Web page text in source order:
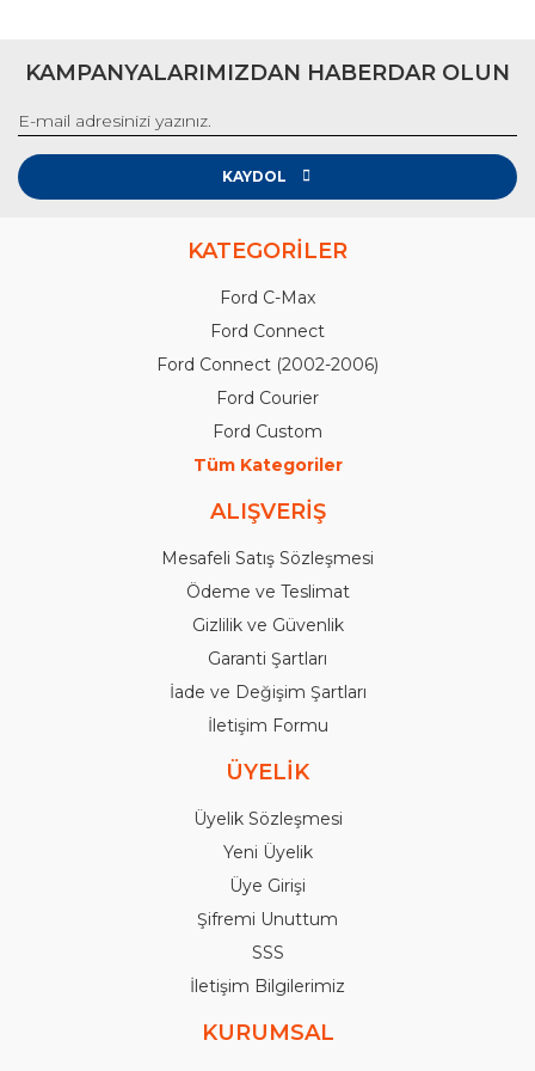
KAMPANYALARIMIZDAN HABERDAR OLUN
KAYDOL
KATEGORİLER
Ford C-Max
Ford Connect
Ford Connect (2002-2006)
Ford Courier
Ford Custom
Tüm Kategoriler
ALIŞVERİŞ
Mesafeli Satış Sözleşmesi
Ödeme ve Teslimat
Gizlilik ve Güvenlik
Garanti Şartları
İade ve Değişim Şartları
İletişim Formu
ÜYELİK
Üyelik Sözleşmesi
Yeni Üyelik
Üye Girişi
Şifremi Unuttum
SSS
İletişim Bilgilerimiz
KURUMSAL
KUGA (2008-2012)
KUGA (2020-SONRASI)